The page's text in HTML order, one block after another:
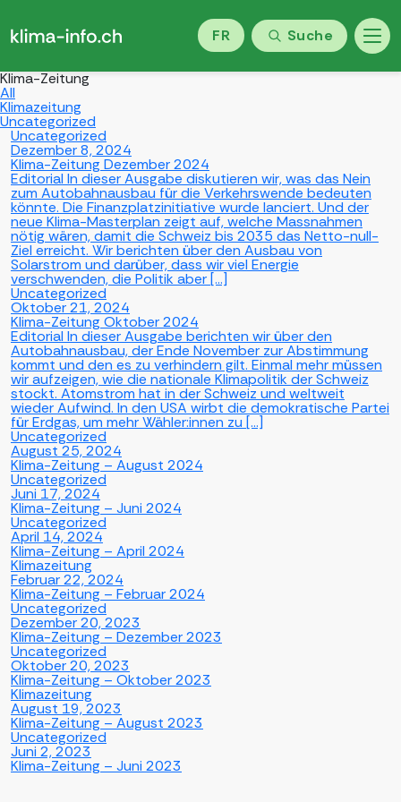
FR Suche
Klima-Zeitung
All
Klimazeitung
Uncategorized
Uncategorized
Dezember 8, 2024
Klima-Zeitung Dezember 2024
Editorial In dieser Ausgabe diskutieren wir, was das Nein
zum Autobahnausbau für die Verkehrswende bedeuten
könnte. Die Finanzplatzinitiative wurde lanciert. Und der
neue Klima-Masterplan zeigt auf, welche Massnahmen
nötig wären, damit die Schweiz bis 2035 das Netto-null-
Ziel erreicht. Wir berichten über den Ausbau von
Solarstrom und darüber, dass wir viel Energie
verschwenden, die Politik aber […]
Uncategorized
Oktober 21, 2024
Klima-Zeitung Oktober 2024
Editorial In dieser Ausgabe berichten wir über den
Autobahnausbau, der Ende November zur Abstimmung
kommt und den es zu verhindern gilt. Einmal mehr müssen
wir aufzeigen, wie die nationale Klimapolitik der Schweiz
stockt. Atomstrom hat in der Schweiz und weltweit
wieder Aufwind. In den USA wirbt die demokratische Partei
für Erdgas, um mehr Wähler:innen zu […]
Uncategorized
August 25, 2024
Klima-Zeitung – August 2024
Uncategorized
Juni 17, 2024
Klima-Zeitung – Juni 2024
Uncategorized
April 14, 2024
Klima-Zeitung – April 2024
Klimazeitung
Februar 22, 2024
Klima-Zeitung – Februar 2024
Uncategorized
Dezember 20, 2023
Klima-Zeitung – Dezember 2023
Uncategorized
Oktober 20, 2023
Klima-Zeitung – Oktober 2023
Klimazeitung
August 19, 2023
Klima-Zeitung – August 2023
Uncategorized
Juni 2, 2023
Klima-Zeitung – Juni 2023